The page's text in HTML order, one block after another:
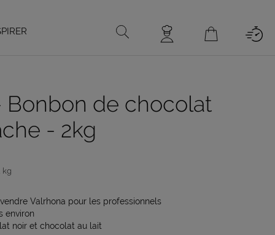
Bonbon de chocolat
- 2kg
kg
Valrhona pour les professionnels
environ
noir et chocolat au lait